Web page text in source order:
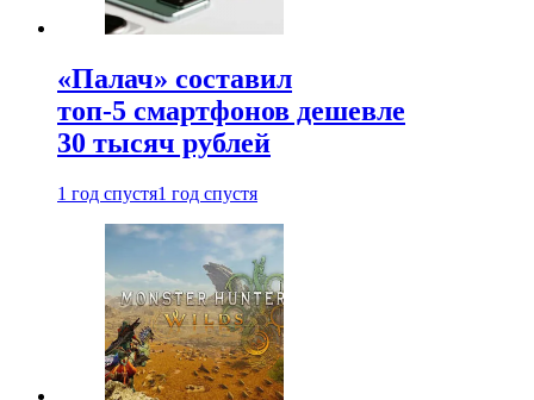
«Палач» составил
топ-5 смартфонов дешевле
30 тысяч рублей
1 год спустя1 год спустя